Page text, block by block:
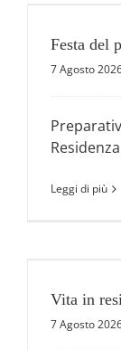
Festa del
7 Agosto
Leggi di più
Vita in
7 Agosto